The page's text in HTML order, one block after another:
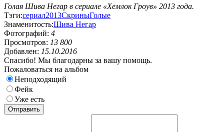
Голая Шива Негар в сериале «Хемлок Гроув» 2013 года.
Тэги:сериал2013СкриныГолые
Знаменитость:Шива Негар
Фотографий: 4
Просмотров: 13 800
Добавлен: 15.10.2016
Спасибо! Мы благодарны за вашу помощь.
Пожаловаться на альбом
Неподходящий
Фейк
Уже есть